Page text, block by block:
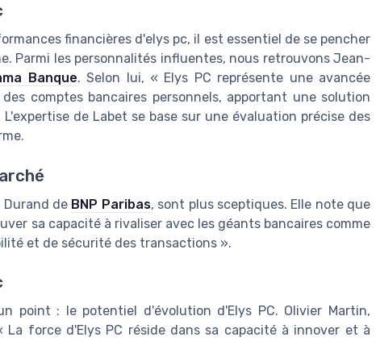
financières d'elys pc, il est essentiel de se pencher
Parmi les personnalités influentes, nous retrouvons Jean-
Banque. Selon lui, « Elys PC représente une avancée
comptes bancaires personnels, apportant une solution
de Labet se base sur une évaluation précise des
Durand de BNP Paribas, sont plus sceptiques. Elle note que
sa capacité à rivaliser avec les géants bancaires comme
et de sécurité des transactions ».
point : le potentiel d'évolution d'Elys PC. Olivier Martin,
La force d'Elys PC réside dans sa capacité à innover et à